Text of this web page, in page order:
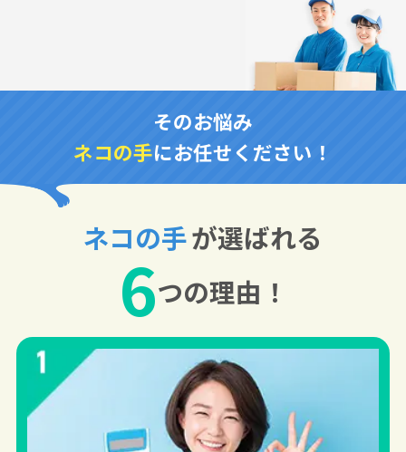
そのお悩み
ネコの手にお任せください！
ネコの手が選ばれる
6つの理由！